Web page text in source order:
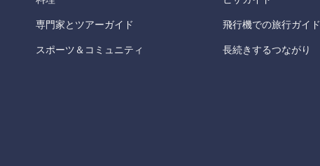
専門家とツアーガイド
スポーツ＆コミュニティ
飛行機での旅行ガイド
長続きするつながり